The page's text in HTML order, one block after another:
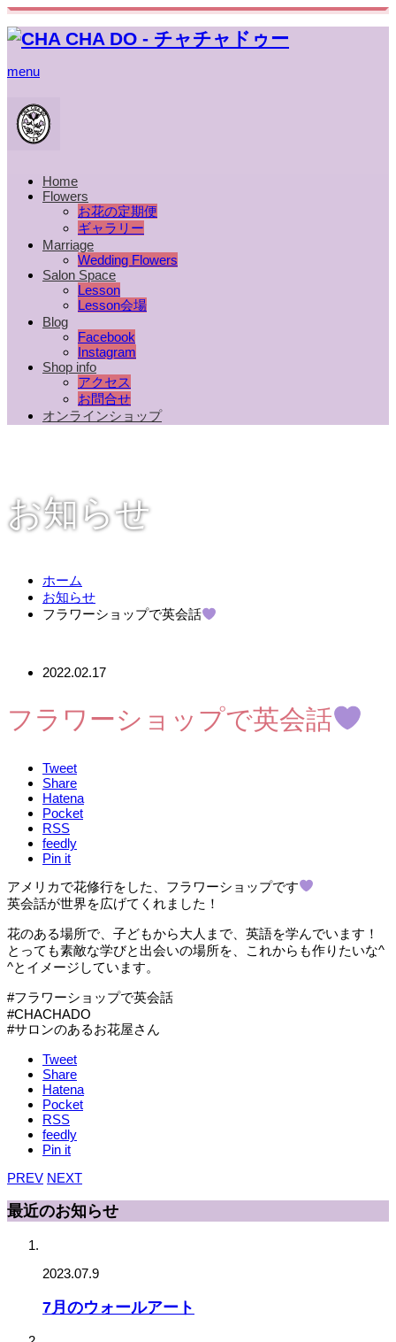
menu
Home
Flowers
お花の定期便
ギャラリー
Marriage
Wedding Flowers
Salon Space
Lesson
Lesson会場
Blog
Facebook
Instagram
Shop info
アクセス
お問合せ
オンラインショップ
お知らせ
ホーム
お知らせ
フラワーショップで英会話
2022.02.17
フラワーショップで英会話
Tweet
Share
Hatena
Pocket
RSS
feedly
Pin it
アメリカで花修行をした、フラワーショップです
英会話が世界を広げてくれました！
花のある場所で、子どもから大人まで、英語を学んでいます！
とっても素敵な学びと出会いの場所を、これからも作りたいな^
^とイメージしています。
#フラワーショップで英会話
#CHACHADO
#サロンのあるお花屋さん
Tweet
Share
Hatena
Pocket
RSS
feedly
Pin it
PREV NEXT
最近のお知らせ
2023.07.9
7月のウォールアート